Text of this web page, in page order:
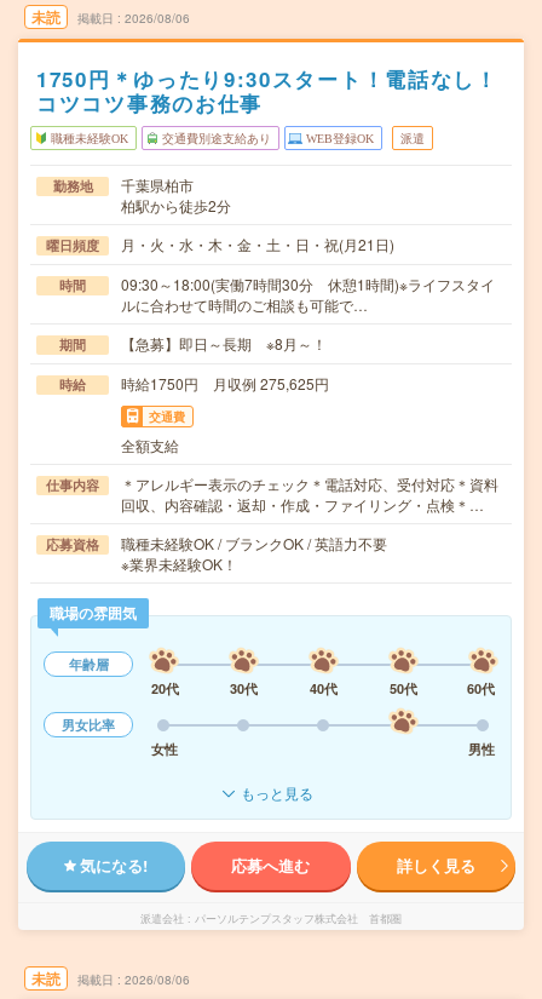
未読 掲載日 2026/08/06
1750円＊ゆったり9:30スタート！電話なし！
コツコツ事務のお仕事
職種未経験OK 交通費別途支給あり WEB登録OK 派遣
勤務地
千葉県柏市
柏駅から徒歩2分
曜日頻度 月・火・水・木・金・土・日・祝(月21日)
時間
09:30～18:00(実働7時間30分 休憩1時間)※ライフスタイ
ルに合わせて時間のご相談も可能で…
期間 【急募】即日～長期 ※8月～！
時給 時給1750円 月収例 275,625円
交通費
全額支給
仕事内容
＊アレルギー表示のチェック＊電話対応、受付対応＊資料
回収、内容確認・返却・作成・ファイリング・点検＊…
応募資格
職種未経験OK / ブランクOK / 英語力不要
※業界未経験OK！
職場の雰囲気
年齢層
20代
30代 40代 50代
60代
男女比率
女性
男性
もっと見る
気になる! 応募へ進む 詳しく見る
派遣会社 パーソルテンプスタッフ株式会社 首都圏
未読 掲載日 2026/08/06